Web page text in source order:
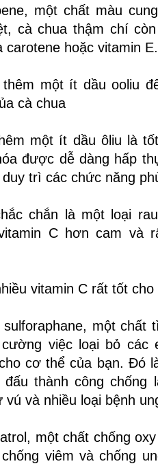
một chất màu
cà chua thậm chí
hoặc vitamin E.
một ít dầu ooliu
cà chua
một ít dầu ôliu là
được dễ dàng hấp
trì các chức năng
chắn là một loại
C hơn cam và
vitamin C rất tốt
một chất
việc loại bỏ các
cơ thể của bạn. Đó
thành công chống
và nhiều loại bệnh
một chất chống
viêm và chống